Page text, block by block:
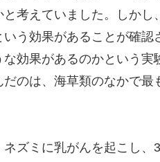
考えていました。しかし
う効果があることが確認
効果があるのかという実
のは、海草類のなかで最
ズミに乳がんを起こし、